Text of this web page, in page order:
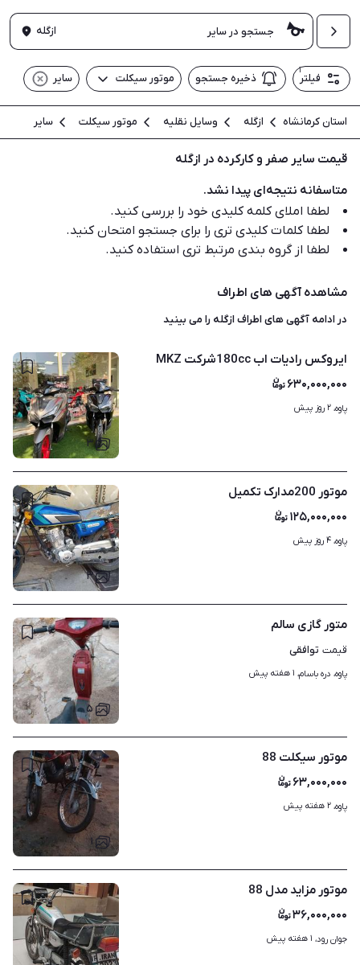
ازگله
۱
فیلتر ذخیره جستجو موتور سیکلت سایر
استان کرمانشاه ازگله وسایل نقلیه موتور سیکلت سایر
قیمت سایر صفر و کارکرده در ازگله
متاسفانه نتیجه‌ای پیدا نشد.
لطفا املای کلمه کلیدی خود را بررسی کنید.
لطفا کلمات کلیدی تری را برای جستجو امتحان کنید.
لطفا از گروه بندی مرتبط تری استفاده کنید.
مشاهده آگهی های اطراف
در ادامه آگهی هایاطراف ازگله را می بینید
۳
ایروکس رادیات اب 180ccشرکت MKZ
۶۳۰,۰۰۰,۰۰۰
پاوه، ۲ روز پیش
۳
موتور 200مدارک تکمیل
۱۲۵,۰۰۰,۰۰۰
پاوه، ۴ روز پیش
۵
متور گازی سالم
قیمت توافقی
پاوه، دره باسام، ۱ هفته پیش
۱
موتور سیکلت 88
۶۳,۰۰۰,۰۰۰
پاوه، ۲ هفته پیش
موتور مزاید مدل 88
۳۶,۰۰۰,۰۰۰
جوان رود، ۱ هفته پیش